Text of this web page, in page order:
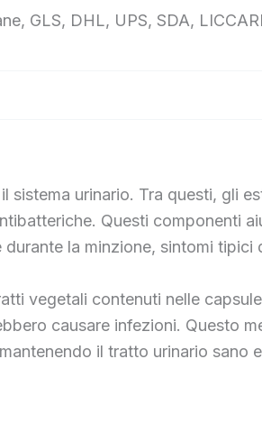
GLS, DHL, UPS, SDA,
urinario. Tra questi, gli
Questi componenti
la minzione, sintomi tipici
vegetali contenuti nelle
causare infezioni. Questo
il tratto urinario sano